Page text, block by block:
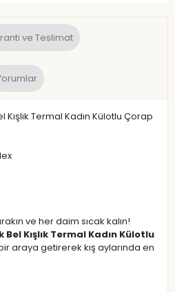
ve Teslimat
Kışlık Termal Kadın Külotlu Çorap
ve her daim sıcak kalın!
Kışlık Termal Kadın Külotlu
bir araya getirerek kış aylarında en